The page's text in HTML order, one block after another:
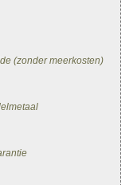
(zonder meerkosten)